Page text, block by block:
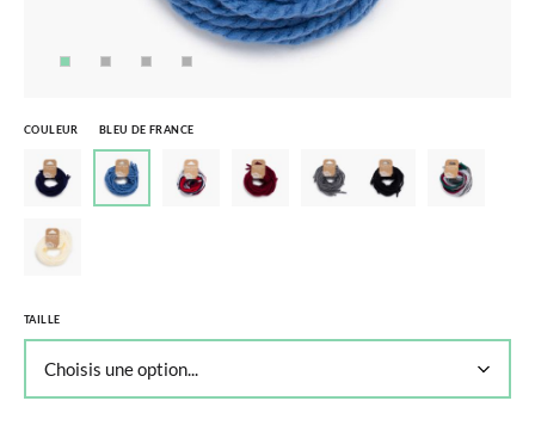
COULEUR BLEU DE FRANCE
TAILLE